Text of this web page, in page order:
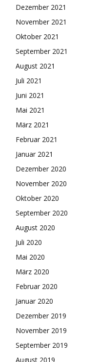
Dezember 2021
November 2021
Oktober 2021
September 2021
August 2021
Juli 2021
Juni 2021
Mai 2021
März 2021
Februar 2021
Januar 2021
Dezember 2020
November 2020
Oktober 2020
September 2020
August 2020
Juli 2020
Mai 2020
März 2020
Februar 2020
Januar 2020
Dezember 2019
November 2019
September 2019
August 2019